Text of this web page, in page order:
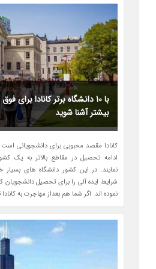
با 10 دانشگاه برتر کانادا برای
بیشتر آشنا شوید
کانادا مقصد محبوبی برای دانشجویانی
ادامه تحصیل در مقاطع بالاتر به یک
نمایند. در این کشور دانشگاه های بسیار
شرایط ایده آلی را برای تحصیل دانشجویان
نموده اند. اگر شما هم بعداز مهاجرت به